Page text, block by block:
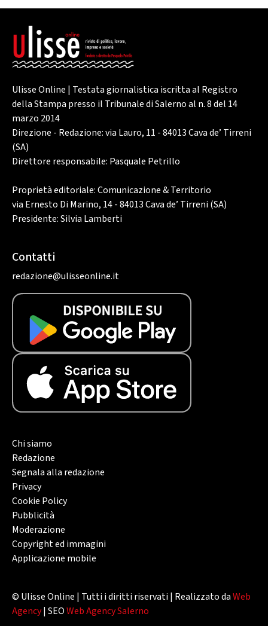
Ulisse Online | Testata giornalistica iscritta al Registro
della Stampa presso il Tribunale di Salerno al n. 8 del 14
marzo 2014
Direzione - Redazione: via Lauro, 11 - 84013 Cava de’ Tirreni
(SA)
Direttore responsabile: Pasquale Petrillo
Proprietà editoriale: Comunicazione & Territorio
via Ernesto Di Marino, 14 - 84013 Cava de’ Tirreni (SA)
Presidente: Silvia Lamberti
Contatti
redazione@ulisseonline.it
Chi siamo
Redazione
Segnala alla redazione
Privacy
Cookie Policy
Pubblicità
Moderazione
Copyright ed immagini
Applicazione mobile
© Ulisse Online | Tutti i diritti riservati | Realizzato daWeb
Agency| SEOWeb Agency Salerno